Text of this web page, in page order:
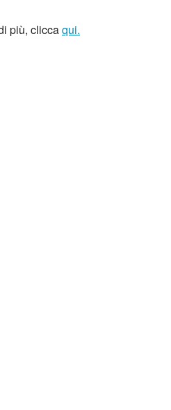
più, cliccaqui.